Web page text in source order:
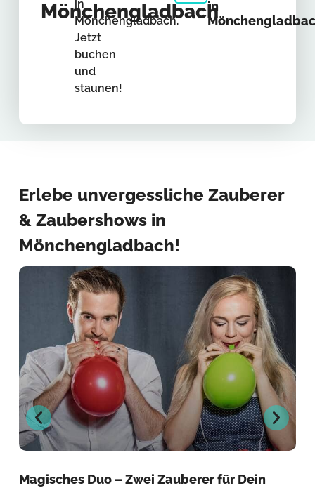
Mönchengladbach
in
Mönchengladbach.
Jetzt
buchen
und
staunen!
in
Erlebe unvergessliche Zauberer
& Zaubershows in
Mönchengladbach!
Magisches Duo – Zwei Zauberer für Dein